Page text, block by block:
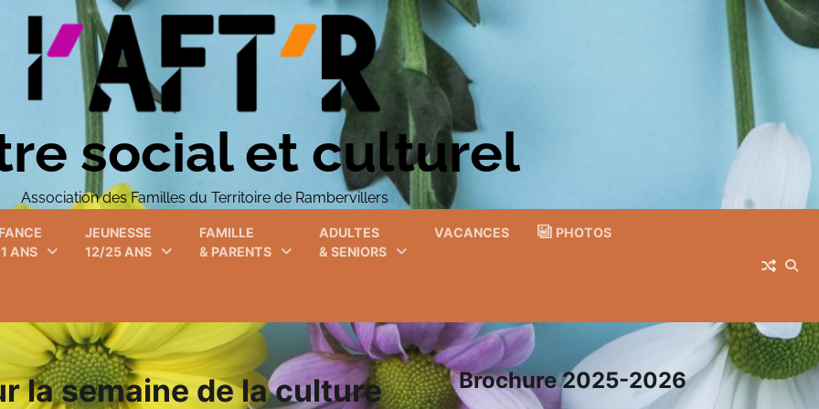
social et culturel
Association des Familles du Territoire de Rambervillers
ANS
JEUNESSE
12/25 ANS
FAMILLE
& PARENTS
ADULTES
& SENIORS
VACANCES PHOTOS
la semaine de la culture
Brochure 2025-2026